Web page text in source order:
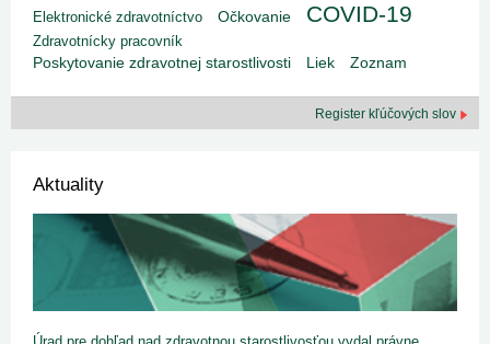
Elektronické zdravotníctvo
Očkovanie COVID-19
Zdravotnícky pracovník
Poskytovanie zdravotnej starostlivosti Liek Zoznam
Register kľúčových slov
Aktuality